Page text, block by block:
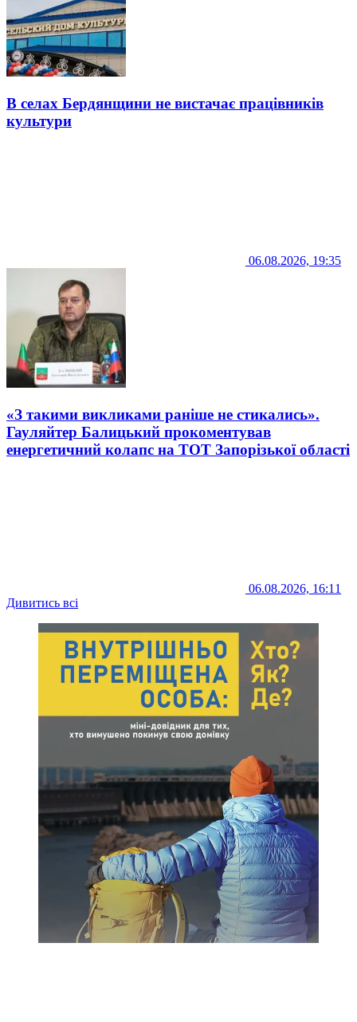
В селах Бердянщини не вистачає працівників
культури
06.08.2026, 19:35
«З такими викликами раніше не стикались».
Гауляйтер Балицький прокоментував
енергетичний колапс на ТОТ Запорізької області
06.08.2026, 16:11
Дивитись всі